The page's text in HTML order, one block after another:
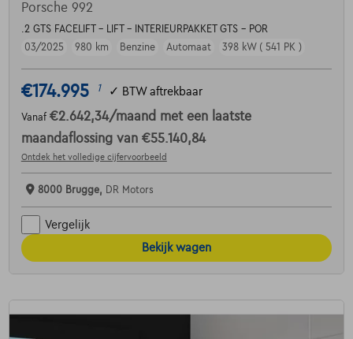
Porsche 992
.2 GTS FACELIFT - LIFT - INTERIEURPAKKET GTS - POR
03/2025
980 km Benzine Automaat 398 kW ( 541 PK )
€174.995 1 ✓ BTW aftrekbaar
Vanaf €2.642,34/maand met een laatste
maandaflossing van €55.140,84
Ontdek het volledige cijfervoorbeeld
8000 Brugge, DR Motors
Vergelijk
Bekijk wagen